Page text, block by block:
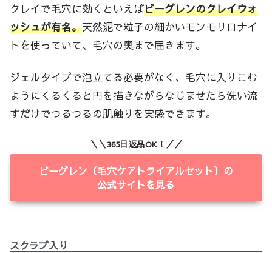
クレイで毛穴に効くといえばビーグレンのクレイウォ
ッシュが有名。天然泥で粒子の細かいモンモリロナイ
トを使っていて、毛穴の奥まで届きます。
ジェルタイプで泡立てる必要がなく、毛穴に入りこむ
ようにくるくると円を描きながらなじませたら洗い流
すだけでつるつるの肌触りを実感できます。
＼＼365日返品OK！／／
ビーグレン（毛穴ケアトライアルセット）の
公式サイトを見る
スクラブ入り